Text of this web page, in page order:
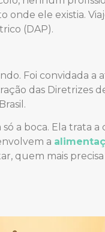
onde ele existia.
(DAP).
Foi convidada a
das Diretrizes
a boca. Ela trata a
a
quem mais